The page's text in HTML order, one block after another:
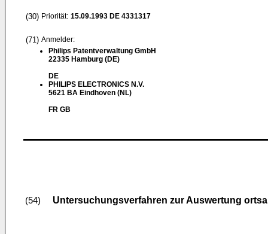
(30) Priorität: 15.09.1993 DE 4331317
(71) Anmelder:
Philips Patentverwaltung GmbH
22335 Hamburg (DE)
DE
PHILIPS ELECTRONICS N.V.
5621 BA Eindhoven (NL)
FR GB
(54) Untersuchungsverfahren zur Auswertung